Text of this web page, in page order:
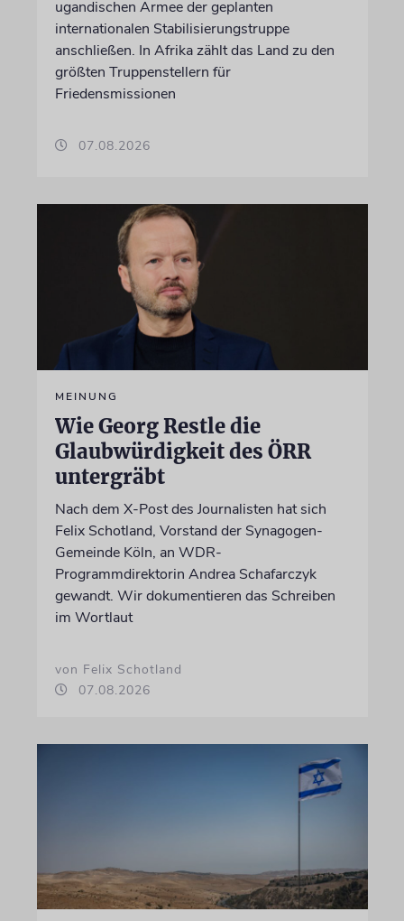
ugandischen Armee der geplanten
internationalen Stabilisierungstruppe
anschließen. In Afrika zählt das Land zu den
größten Truppenstellern für
Friedensmissionen
07.08.2026
MEINUNG
Wie Georg Restle die
Glaubwürdigkeit des ÖRR
untergräbt
Nach dem X-Post des Journalisten hat sich
Felix Schotland, Vorstand der Synagogen-
Gemeinde Köln, an WDR-
Programmdirektorin Andrea Schafarczyk
gewandt. Wir dokumentieren das Schreiben
im Wortlaut
von Felix Schotland
07.08.2026